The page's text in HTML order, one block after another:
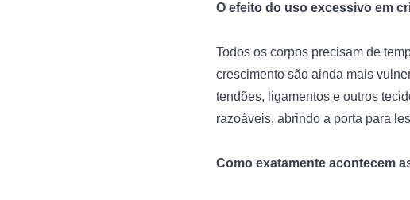
O efeito do uso excessivo em
Todos os corpos precisam de
crescimento são ainda mais
tendões, ligamentos e outros
razoáveis, abrindo a porta para
Como exatamente acontecem